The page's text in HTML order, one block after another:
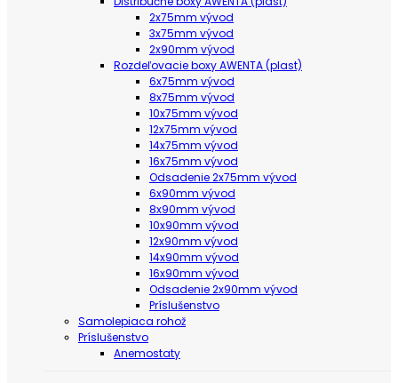
2x75mm vývod
3x75mm vývod
2x90mm vývod
Rozdeľovacie boxy AWENTA (plast)
6x75mm vývod
8x75mm vývod
10x75mm vývod
12x75mm vývod
14x75mm vývod
16x75mm vývod
Odsadenie 2x75mm vývod
6x90mm vývod
8x90mm vývod
10x90mm vývod
12x90mm vývod
14x90mm vývod
16x90mm vývod
Odsadenie 2x90mm vývod
Príslušenstvo
Samolepiaca rohož
Príslušenstvo
Anemostaty